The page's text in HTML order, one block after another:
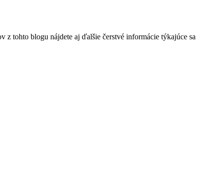
z tohto blogu nájdete aj ďalšie čerstvé informácie týkajúce sa